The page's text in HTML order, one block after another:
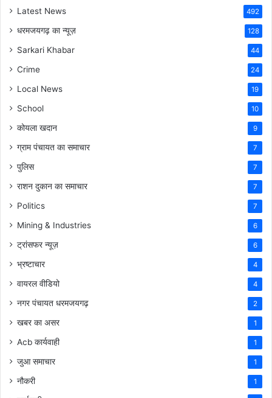
Latest News 492
धरमजयगढ़ का न्यूज़ 128
Sarkari Khabar 44
Crime 24
Local News 19
School 10
कोयला खदान 9
ग्राम पंचायत का समाचार 7
पुलिस 7
राशन दुकान का समाचार 7
Politics 7
Mining & Industries 6
ट्रांसफर न्यूज़ 6
भ्रष्टाचार 4
वायरल वीडियो 4
नगर पंचायत धरमजयगढ़ 2
खबर का असर 1
Acb कार्यवाही 1
जुआ समाचार 1
नौकरी 1